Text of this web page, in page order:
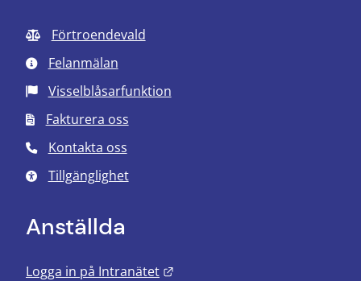
Förtroendevald
Felanmälan
Visselblåsarfunktion
Fakturera oss
Kontakta oss
Tillgänglighet
Anställda
Logga in på Intranätet